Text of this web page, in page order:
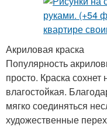
Акриловая краска
Популярность
просто. Краска
влагостойкая.
мягко соединяться
художественные